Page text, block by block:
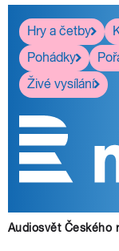
Hry a četby
Pohádky
Živé vysílání
Audiosvět Českého